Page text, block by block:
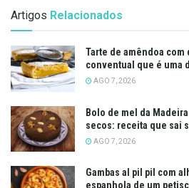
Artigos Relacionados
Tarte de amêndoa
conventual que é uma
AGO 7, 2026
Bolo de mel da
secos: receita que sai
AGO 7, 2026
Gambas al pil pil com
espanhola de um